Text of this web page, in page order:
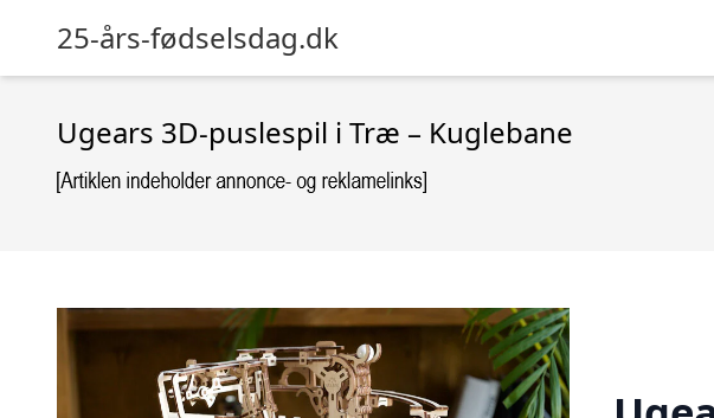
25-års-fødselsdag.dk
Ugears 3D-puslespil i Træ – Kuglebane